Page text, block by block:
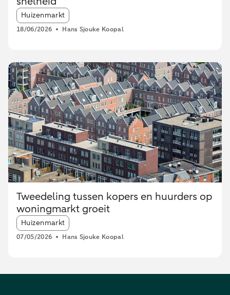
Article tags:
Huizenmarkt
18/06/2026 Hans Sjouke Koopal
Tweedeling tussen kopers en huurders op
woningmarkt groeit
Article tags:
Huizenmarkt
07/05/2026 Hans Sjouke Koopal